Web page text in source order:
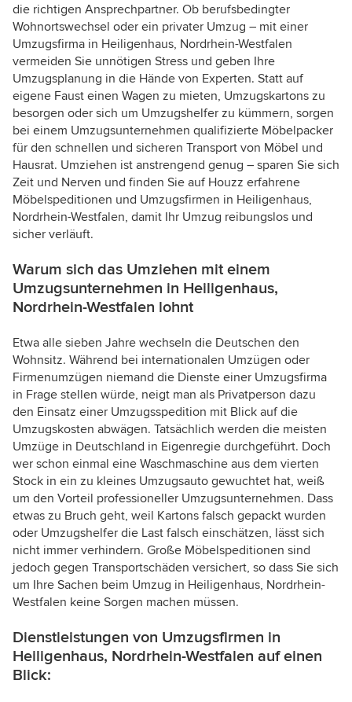
die richtigen Ansprechpartner. Ob berufsbedingter
Wohnortswechsel oder ein privater Umzug – mit einer
Umzugsfirma in Heiligenhaus, Nordrhein-Westfalen
vermeiden Sie unnötigen Stress und geben Ihre
Umzugsplanung in die Hände von Experten. Statt auf
eigene Faust einen Wagen zu mieten, Umzugskartons zu
besorgen oder sich um Umzugshelfer zu kümmern, sorgen
bei einem Umzugsunternehmen qualifizierte Möbelpacker
für den schnellen und sicheren Transport von Möbel und
Hausrat. Umziehen ist anstrengend genug – sparen Sie sich
Zeit und Nerven und finden Sie auf Houzz erfahrene
Möbelspeditionen und Umzugsfirmen in Heiligenhaus,
Nordrhein-Westfalen, damit Ihr Umzug reibungslos und
sicher verläuft.
Warum sich das Umziehen mit einem
Umzugsunternehmen in Heiligenhaus,
Nordrhein-Westfalen lohnt
Etwa alle sieben Jahre wechseln die Deutschen den
Wohnsitz. Während bei internationalen Umzügen oder
Firmenumzügen niemand die Dienste einer Umzugsfirma
in Frage stellen würde, neigt man als Privatperson dazu
den Einsatz einer Umzugsspedition mit Blick auf die
Umzugskosten abwägen. Tatsächlich werden die meisten
Umzüge in Deutschland in Eigenregie durchgeführt. Doch
wer schon einmal eine Waschmaschine aus dem vierten
Stock in ein zu kleines Umzugsauto gewuchtet hat, weiß
um den Vorteil professioneller Umzugsunternehmen. Dass
etwas zu Bruch geht, weil Kartons falsch gepackt wurden
oder Umzugshelfer die Last falsch einschätzen, lässt sich
nicht immer verhindern. Große Möbelspeditionen sind
jedoch gegen Transportschäden versichert, so dass Sie sich
um Ihre Sachen beim Umzug in Heiligenhaus, Nordrhein-
Westfalen keine Sorgen machen müssen.
Dienstleistungen von Umzugsfirmen in
Heiligenhaus, Nordrhein-Westfalen auf einen
Blick: